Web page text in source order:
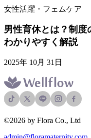
女性活躍・フェムケア
男性育休とは？制度
わかりやすく解説
2025年 10月 31日
©2026 by Flora Co., Ltd